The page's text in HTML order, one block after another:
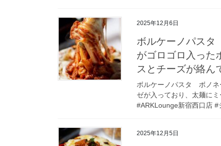
2025年12月6日
ボルケーノパス
がゴロゴロ入った
スとチーズが絡ん
ボルケーノパスタ ボノネ
ゼが入っており、太麺に
#ARKLounge新宿西口店
2025年12月5日